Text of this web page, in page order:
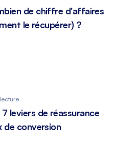
de chiffre d'affaires
le récupérer) ?
leviers de réassurance
de conversion